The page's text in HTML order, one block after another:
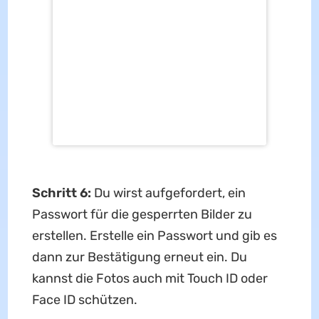
Um die in der Notiz gesperrten Bilder zu
klicken und dann das Passwort eingeben.
Tippe erneut auf das Vorhängeschloss-
Symbol, wenn du die Fotos gesperrt lassen
möchtest. Um die Notiz zu entsperren,
tippe auf die drei Punkte oben und wähle
„Entfernen“.